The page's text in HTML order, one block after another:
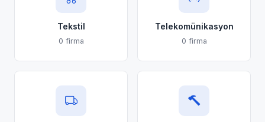
Tekstil
0 firma
Telekomünikasyon
0 firma